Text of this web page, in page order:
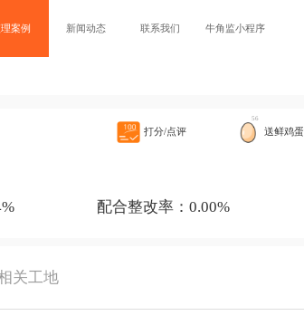
案例 新闻动态 联系我们 牛角监小程序
打分/点评 送鲜鸡蛋
56
配合整改率：0.00%
关工地